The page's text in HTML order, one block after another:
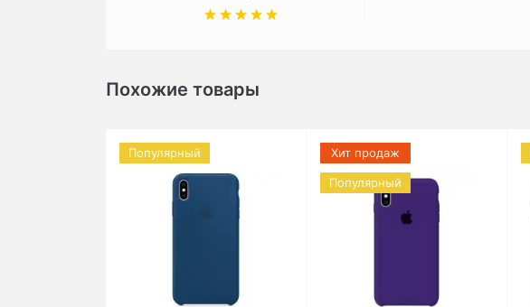
Похожие товары
Популярный Хит продаж
Популярный